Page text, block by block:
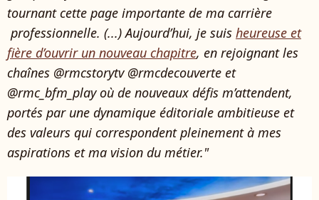
tournant cette page importante de ma carrière
professionnelle. (...) Aujourd’hui, je suis heureuse et
fière d’ouvrir un nouveau chapitre, en rejoignant les
chaînes @rmcstorytv @rmcdecouverte et
@rmc_bfm_play où de nouveaux défis m’attendent,
portés par une dynamique éditoriale ambitieuse et
des valeurs qui correspondent pleinement à mes
aspirations et ma vision du métier."